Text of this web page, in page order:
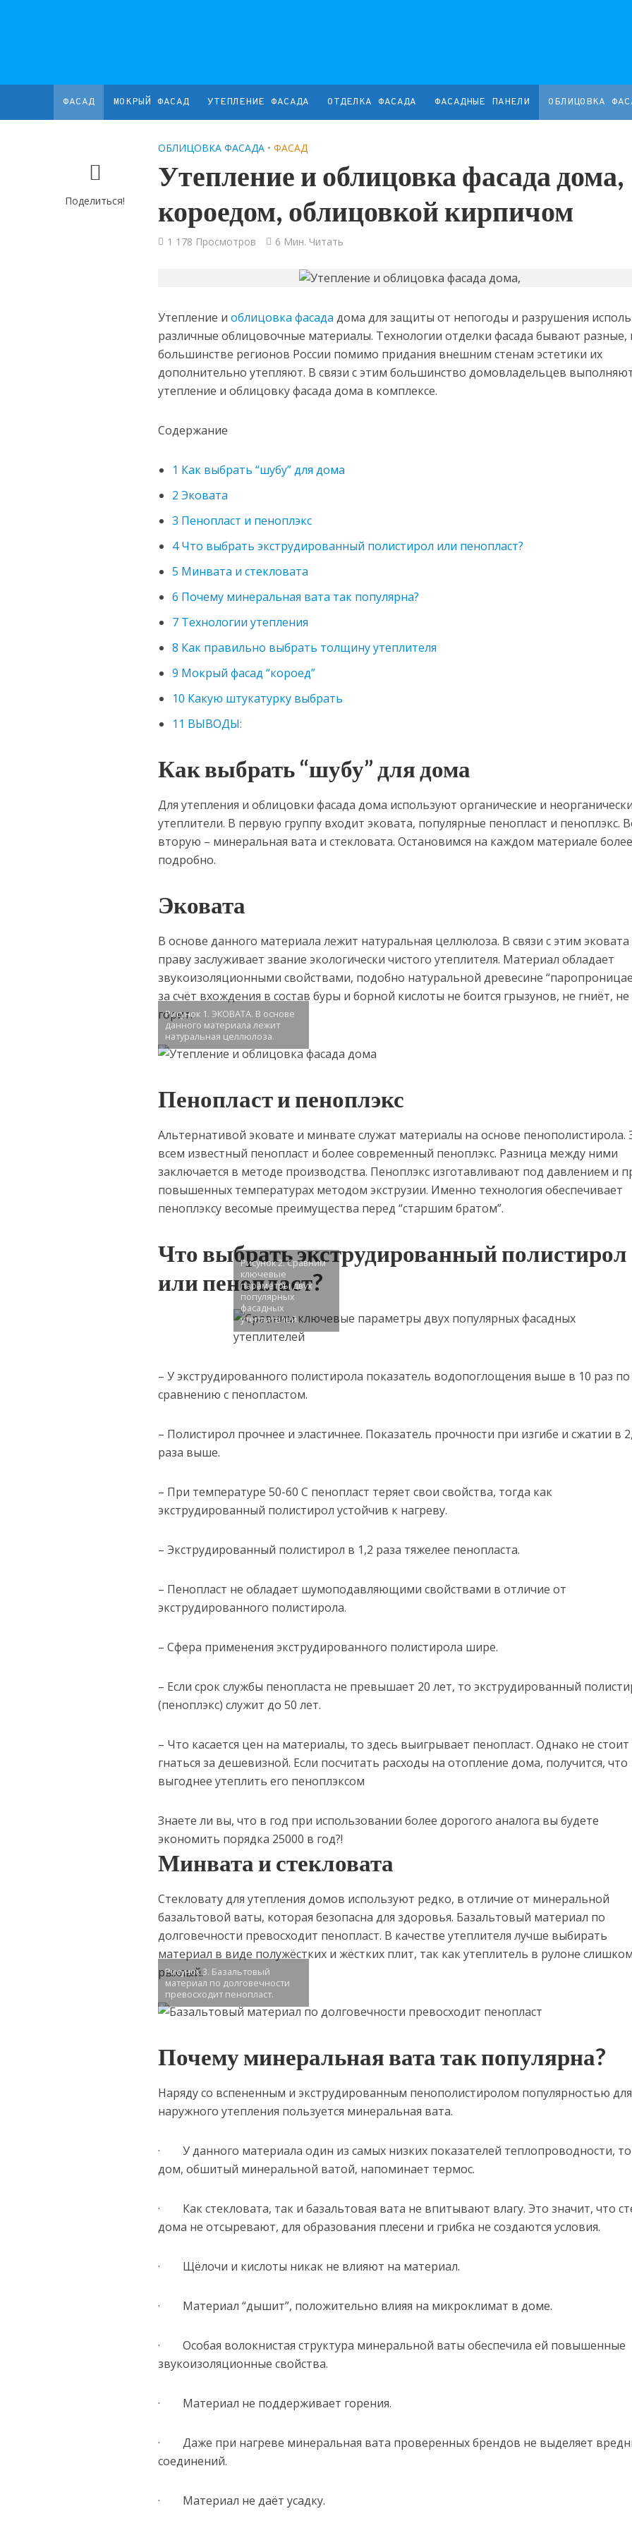
ФАСАД МОКРЫЙ ФАСАД УТЕПЛЕНИЕ ФАСАДА ОТДЕЛКА ФАСАДА ФАСАДНЫЕ ПАНЕЛИ ОБЛИЦОВКА
Поделиться!
ОБЛИЦОВКА ФАСАДА • ФАСАД
Утепление и облицовка фасада дома,
короедом, облицовкой кирпичом
1 178 Просмотров 6 Мин. Читать
Утепление иоблицовка фасада дома для защиты от непогоды и разрушения
различные облицовочные материалы. Технологии отделки фасада бывают разные,
большинстве регионов России помимо придания внешним стенам эстетики их
дополнительно утепляют. В связи с этим большинство домовладельцев
утепление и облицовку фасада дома в комплексе.
Содержание
1 Как выбрать “шубу” для дома
2 Эковата
3 Пенопласт и пеноплэкс
4Что выбрать экструдированный полистирол или пенопласт?
5 Минвата и стекловата
6 Почему минеральная вата так популярна?
7 Технологии утепления
8 Как правильно выбрать толщину утеплителя
9 Мокрый фасад “короед”
10 Какую штукатурку выбрать
11 ВЫВОДЫ:
Как выбрать “шубу” для дома
Для утепления и облицовки фасада дома используют органические и
утеплители. В первую группу входит эковата, популярные пенопласт и пеноплэкс.
вторую – минеральная вата и стекловата. Остановимся на каждом материале
подробно.
Эковата
В основе данного материала лежит натуральная целлюлоза. В связи с этим
праву заслуживает звание экологически чистого утеплителя. Материал обладает
звукоизоляционными свойствами, подобно натуральной древесине
за счёт вхождения в состав буры и борной кислоты не боится грызунов, не гниёт, не
горит.
Рисунок 1. ЭКОВАТА. В основе
данного материала лежит
натуральная целлюлоза.
Пенопласт и пеноплэкс
Альтернативой эковате и минвате служат материалы на основе пенополистирола.
всем известный пенопласт и более современный пеноплэкс. Разница между ними
заключается в методе производства. Пеноплэкс изготавливают под давлением и
повышенных температурах методом экструзии. Именно технология обеспечивает
пеноплэксу весомые преимущества перед “старшим братом”.
Что выбрать экструдированный полистирол
или пенопласт?
Рисунок 2. Сравним
ключевые
параметры двух
популярных
фасадных
утеплителей.
– У экструдированного полистирола показатель водопоглощения выше в 10 раз по
сравнению с пенопластом.
– Полистирол прочнее и эластичнее. Показатель прочности при изгибе и сжатии в
раза выше.
– При температуре 50-60 С пенопласт теряет свои свойства, тогда как
экструдированный полистирол устойчив к нагреву.
– Экструдированный полистирол в 1,2 раза тяжелее пенопласта.
– Пенопласт не обладает шумоподавляющими свойствами в отличие от
экструдированного полистирола.
– Сфера применения экструдированного полистирола шире.
– Если срок службы пенопласта не превышает 20 лет, то экструдированный
(пеноплэкс) служит до 50 лет.
– Что касается цен на материалы, то здесь выигрывает пенопласт. Однако не стоит
гнаться за дешевизной. Если посчитать расходы на отопление дома, получится, что
выгоднее утеплить его пеноплэксом
Знаете ли вы, что в год при использовании более дорогого аналога вы будете
экономить порядка 25000 в год?!
Минвата и стекловата
Стекловату для утепления домов используют редко, в отличие от минеральной
базальтовой ваты, которая безопасна для здоровья. Базальтовый материал по
долговечности превосходит пенопласт. В качестве утеплителя лучше выбирать
материал в виде полужёстких и жёстких плит, так как утеплитель в рулоне
рыхлый.
Рисунок 3. Базальтовый
материал по долговечности
превосходит пенопласт.
Почему минеральная вата так популярна?
Наряду со вспененным и экструдированным пенополистиролом популярностью для
наружного утепления пользуется минеральная вата.
· У данного материала один из самых низких показателей теплопроводности, то
дом, обшитый минеральной ватой, напоминает термос.
· Как стекловата, так и базальтовая вата не впитывают влагу. Это значит, что
дома не отсыревают, для образования плесени и грибка не создаются условия.
· Щёлочи и кислоты никак не влияют на материал.
· Материал “дышит”, положительно влияя на микроклимат в доме.
· Особая волокнистая структура минеральной ваты обеспечила ей повышенные
звукоизоляционные свойства.
· Материал не поддерживает горения.
· Даже при нагреве минеральная вата проверенных брендов не выделяет
соединений.
· Материал не даёт усадку.